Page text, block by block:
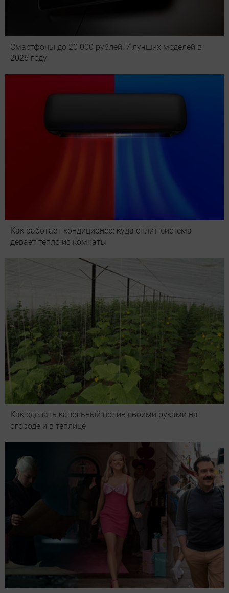
Смартфоны до 20 000 рублей: 7 лучших моделей в
2026 году
Как работает кондиционер: куда сплит-система
девает тепло из комнаты
Как сделать капельный полив своими руками на
огороде и в теплице